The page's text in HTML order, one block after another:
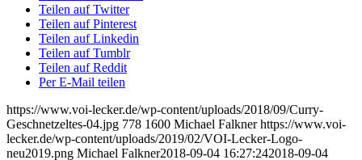
Teilen auf Twitter
Teilen auf Pinterest
Teilen auf Linkedin
Teilen auf Tumblr
Teilen auf Reddit
Per E-Mail teilen
https://www.voi-lecker.de/wp-content/uploads/2018/09/Curry-
Geschnetzeltes-04.jpg 778 1600 Michael Falkner https://www.voi-
lecker.de/wp-content/uploads/2019/02/VOI-Lecker-Logo-
neu2019.png Michael Falkner2018-09-04 16:27:242018-09-04